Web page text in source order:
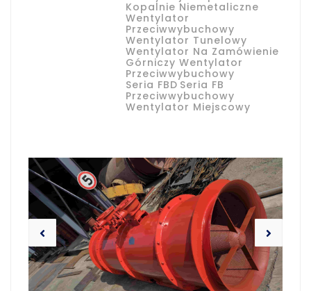
Kopalnie Niemetaliczne
Wentylator
Przeciwwybuchowy
Wentylator Tunelowy
Wentylator Na Zamówienie
Górniczy Wentylator
Przeciwwybuchowy
Seria FBD Seria FB
Przeciwwybuchowy
Wentylator Miejscowy